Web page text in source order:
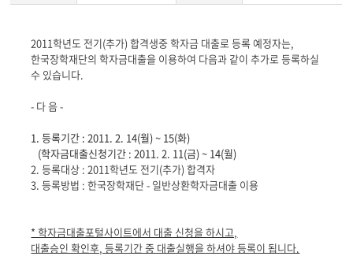
게
시
글
문
2011학년도 전기(추가) 합격생중 학자금 대출로 등록 예정자는,
한국장학재단의 학자금대출을 이용하여 다음과 같이 추가로 등록하실
수 있습니다.
- 다 음 -
1. 등록기간 : 2011. 2. 14(월) ~ 15(화)
(학자금대출신청기간 : 2011. 2. 11(금) ~ 14(월)
2. 등록대상 : 2011학년도 전기(추가) 합격자
3. 등록방법 : 한국장학재단 - 일반상환학자금대출 이용
* 학자금대출포털사이트에서 대출 신청을 하시고,
대출승인 확인후, 등록기간 중 대출실행을 하셔야 등록이 됩니다.